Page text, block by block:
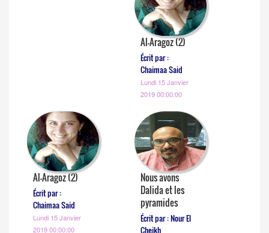
Al-Aragoz (2)
Écrit par :
Chaimaa Said
Lundi 15 Janvier
2019 00:00:00
Al-Aragoz (2)
Écrit par :
Chaimaa Said
Lundi 15 Janvier
2019 00:00:00
Nous avons
Dalida et les
pyramides
Écrit par : Nour El
Cheikh